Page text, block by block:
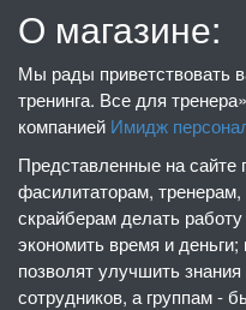
О магазине:
Мы рады приветствовать
тренинга. Все для
компанией Имидж
Представленные на сайте
фасилитаторам,
скрайберам делать
экономить время и
позволят улучшить
сотрудников, а группам -